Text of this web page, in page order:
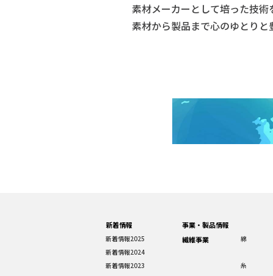
素材メーカーとして培った技術
素材から製品まで心のゆとりと
新着情報
新着情報2025
新着情報2024
新着情報2023
事業・製品情報
繊維事業
綿
糸